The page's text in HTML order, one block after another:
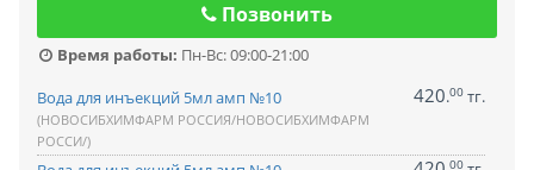
Позвонить
Время работы: Пн-Вс: 09:00-21:00
Вода для инъекций 5мл амп №10
(НОВОСИБХИМФАРМ РОССИЯ/НОВОСИБХИМФАРМ
РОССИ/)
420.00 тг.
00